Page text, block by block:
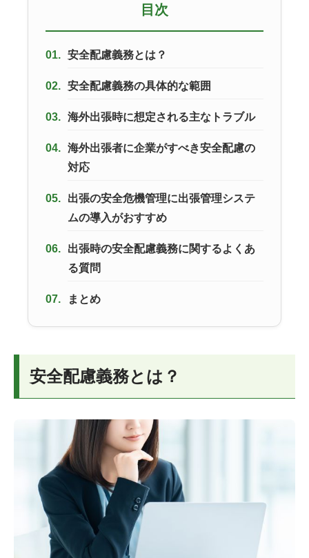
目次
01. 安全配慮義務とは？
02. 安全配慮義務の具体的な範囲
03. 海外出張時に想定される主なトラブル
04.
海外出張者に企業がすべき安全配慮の
対応
05.
出張の安全危機管理に出張管理システ
ムの導入がおすすめ
06.
出張時の安全配慮義務に関するよくあ
る質問
07. まとめ
安全配慮義務とは？